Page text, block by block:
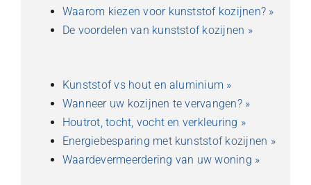
Waarom kiezen voor kunststof kozijnen? »
De voordelen van kunststof kozijnen »
Kunststof vs hout en aluminium »
Wanneer uw kozijnen te vervangen? »
Houtrot, tocht, vocht en verkleuring »
Energiebesparing met kunststof kozijnen »
Waardevermeerdering van uw woning »